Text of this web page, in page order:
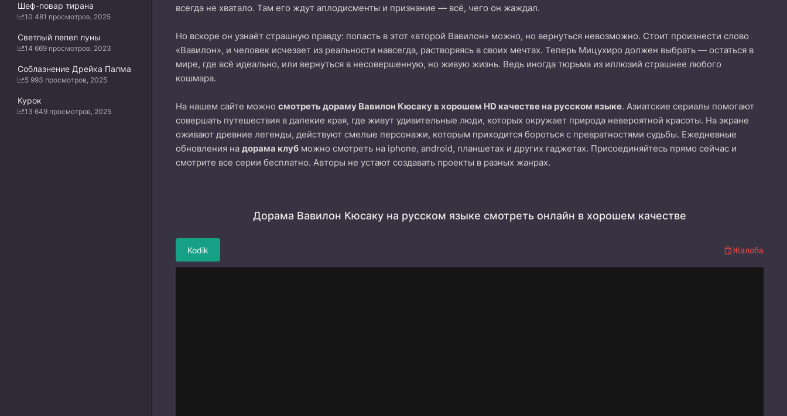
всегда не хватало. Там его ждут аплодисменты и признание — всё, чего он жаждал.
Но вскоре он узнаёт страшную правду: попасть в этот «второй Вавилон» можно, но вернуться невозможно. Стоит произнести слово
«Вавилон», и человек исчезает из реальности навсегда, растворяясь в своих мечтах. Теперь Мицухиро должен выбрать — остаться в
мире, где всё идеально, или вернуться в несовершенную, но живую жизнь. Ведь иногда тюрьма из иллюзий страшнее любого
кошмара.
На нашем сайте можно смотреть дораму Вавилон Кюсаку в хорошем HD качестве на русском языке. Азиатские сериалы помогают
совершать путешествия в далекие края, где живут удивительные люди, которых окружает природа невероятной красоты. На экране
оживают древние легенды, действуют смелые персонажи, которым приходится бороться с превратностями судьбы. Ежедневные
обновления на дорама клуб можно смотреть на iphone, android, планшетах и других гаджетах. Присоединяйтесь прямо сейчас и
смотрите все серии бесплатно. Авторы не устают создавать проекты в разных жанрах.
Дорама Вавилон Кюсаку на русском языке смотреть онлайн в хорошем качестве
Kodik Жалоба
Шеф-повар тирана
10 481 просмотров, 2025
Светлый пепел луны
14 669 просмотров, 2023
Соблазнение Дрейка Палма
5 993 просмотров, 2025
Курок
13 649 просмотров, 2025